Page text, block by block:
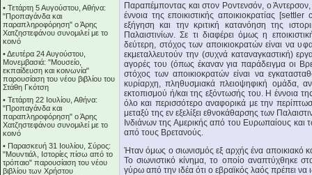
• Τετάρτη 5 Αυγούστου, Αθήνα:
"Προπαγάνδα και
παραπληροφόρηση" ο Άρης
Χατζηστεφάνου συνομιλεί με το
κοινό
•Δευτέρα 24 Αυγούστου,
Μονεμβασιά: "Μουσείο,
εκπαίδευση και κοινωνία"
παρουσίαση του νέου βιβλίου του
Στάθη Γκότση
• Τετάρτη 22 Ιουλίου, Αθήνα:
"Προπαγάνδα και
παραπληροφόρηση" ο Άρης
Χατζηστεφάνου συνομιλεί με το
κοινό
• Παρασκευή 31 Ιουλίου, Σύρος:
"Μουντιάλ, Ιστορίες πίσω από το
τρόπαιο" παρουσίαση του νέου
βιβλίου των Χρήστου
Παραπέμποντας και στον Ροντενσόν, ο
έννοια της εποικιστικής αποικιοκρατίας
εξήγηση και την κριτική κατανόηση της
Παλαιστινίων. Σε τι διαφέρει όμως η
δεύτερη, στόχος των αποικιοκρατών είναι να
εκμεταλλευτούν την (συχνά καταναγκαστική)
αγορές του (όπως έκαναν για παράδειγμα οι
στόχος των αποικιοκρατών είναι να
κυρίαρχη, πληθυσμιακά πλειοψηφική ομάδα,
εκτοπισμού ή/και της εξόντωσής του. Η έννοια
όλο και περισσότερο αναφορικά με την
μεταξύ της εν εξελίξει εθνοκάθαρσης των
Ινδιάνων της Αμερικής από του Ευρωπαίους και
από τους Βρετανούς.
Ήταν όμως ο σιωνισμός εξ αρχής ένα αποικιακό
Το σιωνιστικό κίνημα, το οποίο αναπτύχθηκε
γύρω από την ιδέα ότι ο εβραϊκός λαός πρέπει να